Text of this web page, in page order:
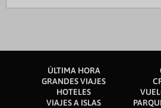
ÚLTIMA HORA
GRANDES VIAJES
HOTELES
VIAJES A ISLAS